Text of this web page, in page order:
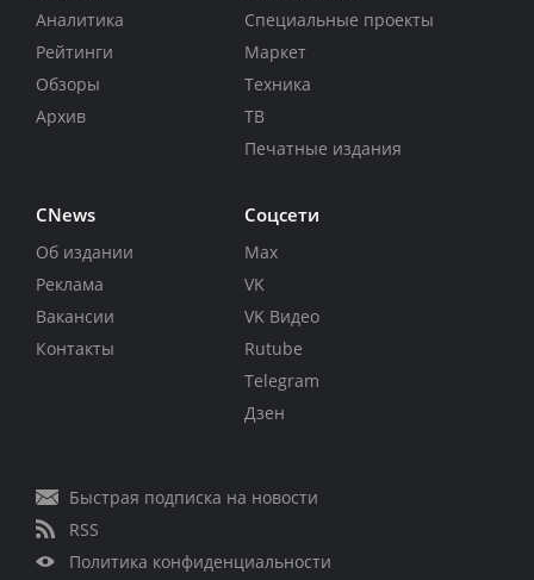
Аналитика
Рейтинги
Обзоры
Архив
Специальные проекты
Маркет
Техника
ТВ
Печатные издания
CNews
Об издании
Реклама
Вакансии
Контакты
Соцсети
Max
VK
VK Видео
Rutube
Telegram
Дзен
Быстрая подписка на новости
RSS
Политика конфиденциальности